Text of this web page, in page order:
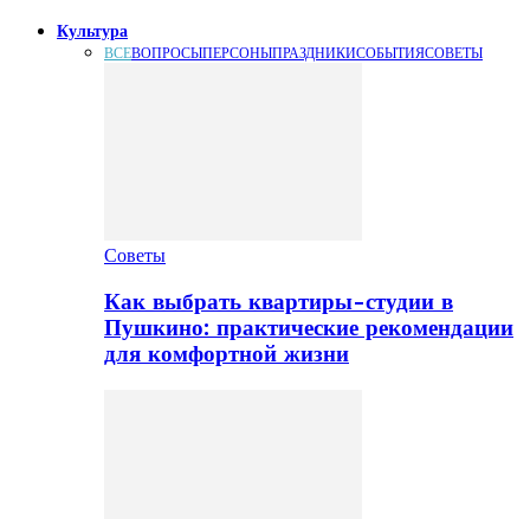
Культура
ВСЕВОПРОСЫПЕРСОНЫПРАЗДНИКИСОБЫТИЯСОВЕТЫ
Советы
Как выбрать квартиры-студии в
Пушкино: практические рекомендации
для комфортной жизни